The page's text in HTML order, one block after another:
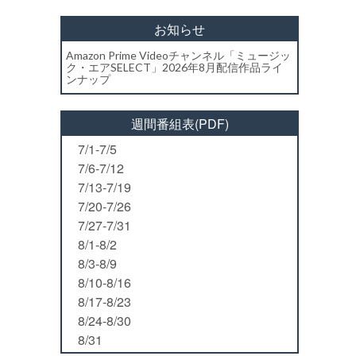
お知らせ
Amazon Prime Videoチャンネル「ミュージッ
ク・エアSELECT」2026年8月配信作品ライ
ンナップ
週間番組表(PDF)
7/1-7/5
7/6-7/12
7/13-7/19
7/20-7/26
7/27-7/31
8/1-8/2
8/3-8/9
8/10-8/16
8/17-8/23
8/24-8/30
8/31